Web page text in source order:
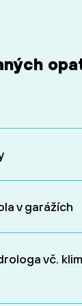
v garážích
vč.